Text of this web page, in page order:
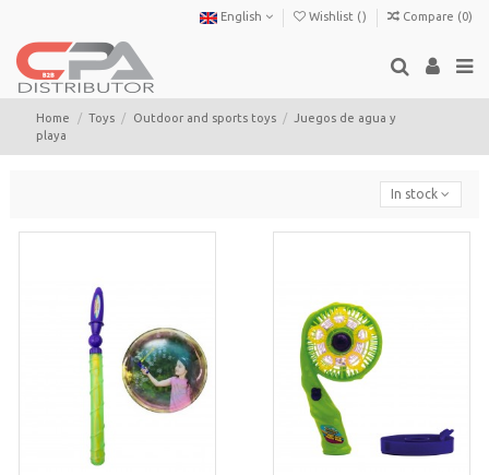
English Wishlist () Compare (0)
Home Toys Outdoor and sports toys
Juegos de agua y
playa
In stock